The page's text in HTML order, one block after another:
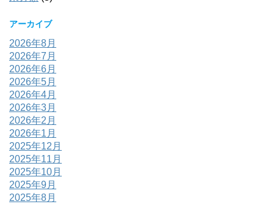
アーカイブ
2026年8月
2026年7月
2026年6月
2026年5月
2026年4月
2026年3月
2026年2月
2026年1月
2025年12月
2025年11月
2025年10月
2025年9月
2025年8月